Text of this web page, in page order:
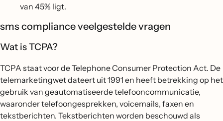
van 45% ligt.
sms compliance veelgestelde vragen
Wat is TCPA?
TCPA staat voor de Telephone Consumer Protection Act. De
telemarketingwet dateert uit 1991 en heeft betrekking op het
gebruik van geautomatiseerde telefooncommunicatie,
waaronder telefoongesprekken, voicemails, faxen en
tekstberichten. Tekstberichten worden beschouwd als